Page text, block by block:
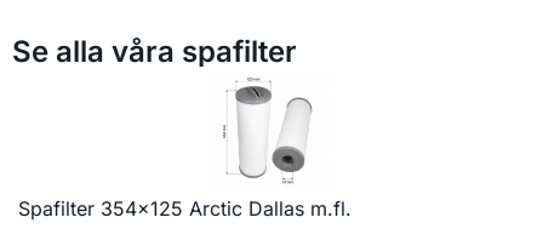
Se alla våra spafilter
Spafilter 354×125 Arctic Dallas m.fl.